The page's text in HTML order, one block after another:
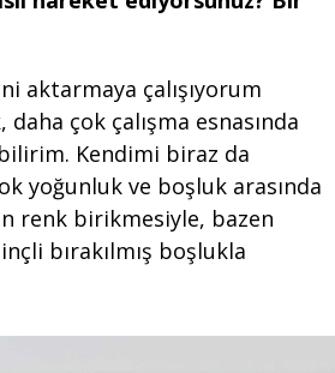
aktarmaya çalışıyorum
çok çalışma esnasında
Kendimi biraz da
yoğunluk ve boşluk arasında
renk birikmesiyle, bazen
bırakılmış boşlukla